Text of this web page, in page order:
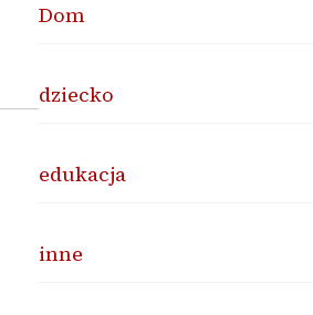
Dom
dziecko
edukacja
inne